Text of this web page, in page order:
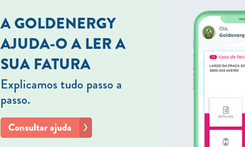
A GOLDENERGY
AJUDA-O A LER A
SUA FATURA
Explicamos tudo passo a
passo.
Consultar ajuda